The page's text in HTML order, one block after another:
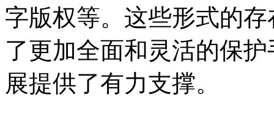
字版权等。这些形式的
了更加全面和灵活的保
展提供了有力支撑。